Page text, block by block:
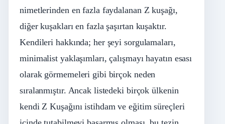
nimetlerinden en fazla faydalanan Z kuşağı,
diğer kuşakları en fazla şaşırtan kuşaktır.
Kendileri hakkında; her şeyi sorgulamaları,
minimalist yaklaşımları, çalışmayı hayatın esası
olarak görmemeleri gibi birçok neden
sıralanmıştır. Ancak listedeki birçok ülkenin
kendi Z Kuşağını istihdam ve eğitim süreçleri